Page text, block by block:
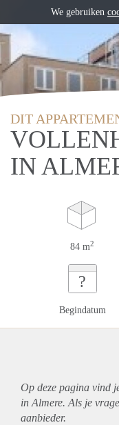
DIT
IN
84 m2
?
Begindatum
Op deze pagina vind
in Almere. Als je
aanbieder.
We gebruiken